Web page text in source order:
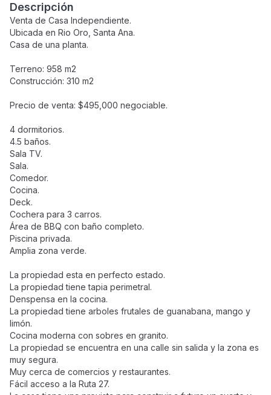
Descripción
Venta de Casa Independiente.
Ubicada en Rio Oro, Santa Ana.
Casa de una planta.
Terreno: 958 m2
Construcción: 310 m2
Precio de venta: $495,000 negociable.
4 dormitorios.
4.5 baños.
Sala TV.
Sala.
Comedor.
Cocina.
Deck.
Cochera para 3 carros.
Área de BBQ con baño completo.
Piscina privada.
Amplia zona verde.
La propiedad esta en perfecto estado.
La propiedad tiene tapia perimetral.
Denspensa en la cocina.
La propiedad tiene arboles frutales de guanabana, mango y
limón.
Cocina moderna con sobres en granito.
La propiedad se encuentra en una calle sin salida y la zona es
muy segura.
Muy cerca de comercios y restaurantes.
Fácil acceso a la Ruta 27.